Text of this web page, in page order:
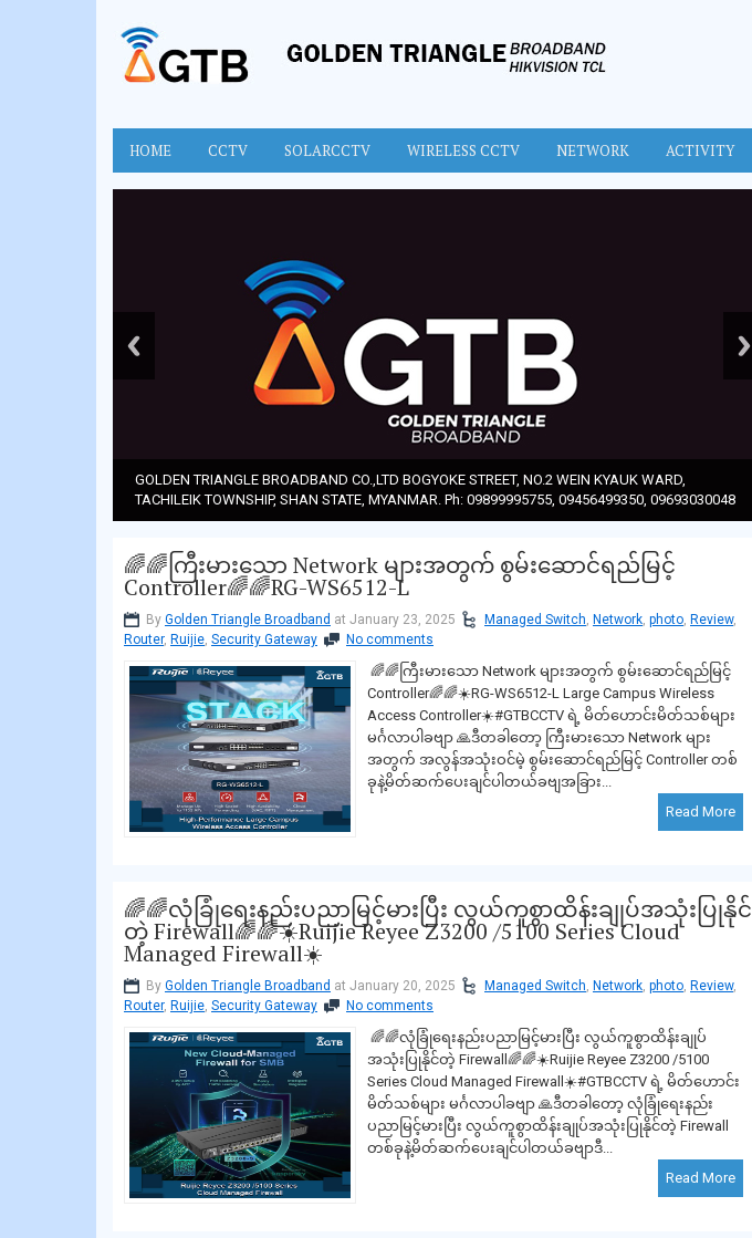
HOME CCTV SOLARCCTV WIRELESS CCTV NETWORK ACTIVITY
GOLDEN TRIANGLE BROADBAND CO.,LTD BOGYOKE STREET, NO.2 WEIN KYAUK WARD,
TACHILEIK TOWNSHIP, SHAN STATE, MYANMAR. Ph: 09899995755, 09456499350, 09693030048
🌈🌈ကြီးမားသော Network များအတွက် စွမ်းဆောင်ရည်မြင့်
Controller🌈🌈RG-WS6512-L
By Golden Triangle Broadband at January 23, 2025 Managed Switch, Network, photo, Review,
Router, Ruijie, Security Gateway No comments
🌈🌈ကြီးမားသော Network များအတွက် စွမ်းဆောင်ရည်မြင့်
Controller🌈🌈☀️RG-WS6512-L Large Campus Wireless
Access Controller☀️#GTBCCTV ရဲ့ မိတ်ဟောင်းမိတ်သစ်များ
မင်္ဂလာပါခဗျာ 🙏ဒီတခါတော့ ကြီးမားသော Network များ
အတွက် အလွန်အသုံးဝင်မဲ့ စွမ်းဆောင်ရည်မြင့် Controller တစ်
ခုနဲ့မိတ်ဆက်ပေးချင်ပါတယ်ခဗျအခြား...
Read More
🌈🌈လုံခြုံရေးနည်းပညာမြင့်မားပြီး လွယ်ကူစွာထိန်းချုပ်အသုံးပြုနိုင်
တဲ့ Firewall🌈🌈☀️Ruijie Reyee Z3200 /5100 Series Cloud
Managed Firewall☀️
By Golden Triangle Broadband at January 20, 2025 Managed Switch, Network, photo, Review,
Router, Ruijie, Security Gateway No comments
🌈🌈လုံခြုံရေးနည်းပညာမြင့်မားပြီး လွယ်ကူစွာထိန်းချုပ်
အသုံးပြုနိုင်တဲ့ Firewall🌈🌈☀️Ruijie Reyee Z3200 /5100
Series Cloud Managed Firewall☀️#GTBCCTV ရဲ့ မိတ်ဟောင်း
မိတ်သစ်များ မင်္ဂလာပါခဗျာ 🙏ဒီတခါတော့ လုံခြုံရေးနည်း
ပညာမြင့်မားပြီး လွယ်ကူစွာထိန်းချုပ်အသုံးပြုနိုင်တဲ့ Firewall
တစ်ခုနဲ့မိတ်ဆက်ပေးချင်ပါတယ်ခဗျာဒီ...
Read More